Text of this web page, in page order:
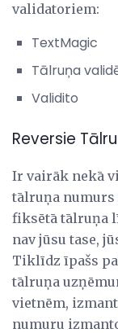
validatoriem:
TextMagic
Tālruņa
Validito
Reversie
Ir vairāk nekā
tālruņa
fiksētā tālruņa
nav jūsu tase,
Tiklīdz īpašs
tālruņa
vietnēm,
numuru